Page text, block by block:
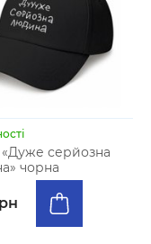
серйозна
чорна